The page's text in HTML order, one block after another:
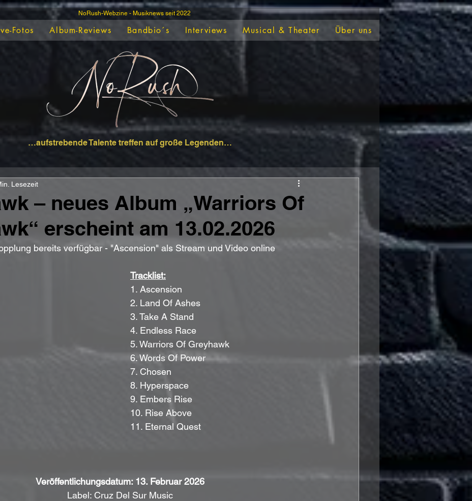
NoRush-Webzine - Musiknews seit 2022
Fotos Album-Reviews Bandbio´s Interviews Musical & Theater Über uns
…aufstrebende Talente treffen auf große Legenden…
– neues Album „Warriors Of
erscheint am 13.02.2026
Lesezeit
bereits verfügbar - "Ascension" als Stream und Video online
Tracklist:
1. Ascension
2. Land Of Ashes
3. Take A Stand
4. Endless Race
5. Warriors Of Greyhawk
6. Words Of Power
7. Chosen
8. Hyperspace
9. Embers Rise
10. Rise Above
11. Eternal Quest
Veröffentlichungsdatum: 13. Februar 2026
Label: Cruz Del Sur Music